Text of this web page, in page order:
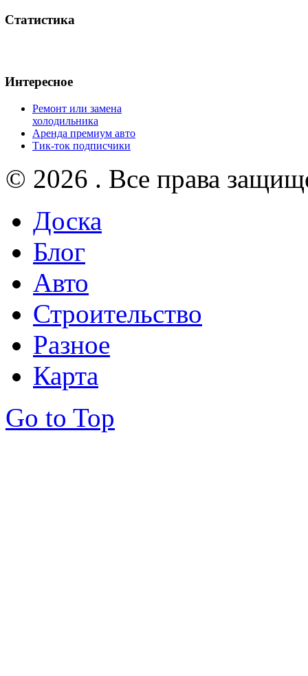
Статистика
Интересное
Ремонт или замена
холодильника
Аренда премиум авто
Тик-ток подписчики
© 2026 . Все права
Доска
Блог
Авто
Строительство
Разное
Карта
Go to Top